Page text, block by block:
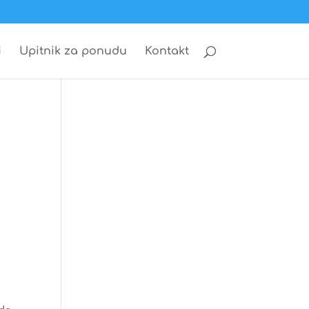
Upitnik za ponudu Kontakt